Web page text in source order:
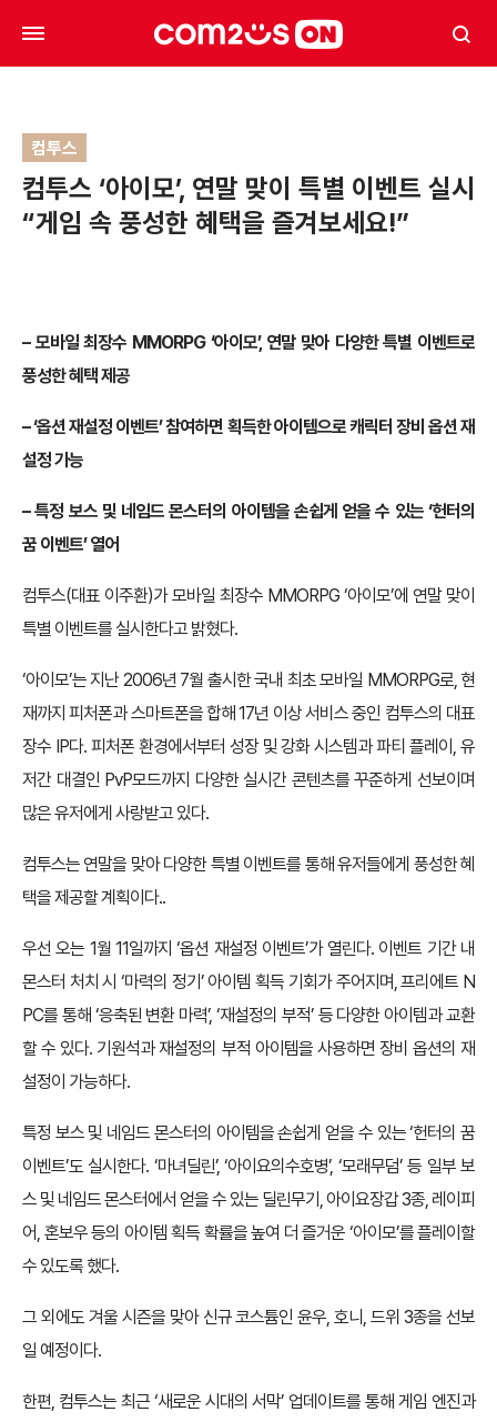
컴투스
컴투스 ‘아이모’, 연말 맞이 특별 이벤트 실시
“게임 속 풍성한 혜택을 즐겨보세요!”
– 모바일 최장수 MMORPG ‘아이모’, 연말 맞아 다양한 특별 이벤트로
풍성한 혜택 제공
– ‘옵션 재설정 이벤트’ 참여하면 획득한 아이템으로 캐릭터 장비 옵션 재
설정 가능
– 특정 보스 및 네임드 몬스터의 아이템을 손쉽게 얻을 수 있는 ‘헌터의
꿈 이벤트’ 열어
컴투스(대표 이주환)가 모바일 최장수 MMORPG ‘아이모’에 연말 맞이
특별 이벤트를 실시한다고 밝혔다.
‘아이모’는 지난 2006년 7월 출시한 국내 최초 모바일 MMORPG로, 현
재까지 피처폰과 스마트폰을 합해 17년 이상 서비스 중인 컴투스의 대표
장수 IP다. 피처폰 환경에서부터 성장 및 강화 시스템과 파티 플레이, 유
저간 대결인 PvP모드까지 다양한 실시간 콘텐츠를 꾸준하게 선보이며
많은 유저에게 사랑받고 있다.
컴투스는 연말을 맞아 다양한 특별 이벤트를 통해 유저들에게 풍성한 혜
택을 제공할 계획이다..
우선 오는 1월 11일까지 ‘옵션 재설정 이벤트’가 열린다. 이벤트 기간 내
몬스터 처치 시 ‘마력의 정기’ 아이템 획득 기회가 주어지며, 프리에트 N
PC를 통해 ‘응축된 변환 마력’, ‘재설정의 부적’ 등 다양한 아이템과 교환
할 수 있다. 기원석과 재설정의 부적 아이템을 사용하면 장비 옵션의 재
설정이 가능하다.
특정 보스 및 네임드 몬스터의 아이템을 손쉽게 얻을 수 있는 ‘헌터의 꿈
이벤트’도 실시한다. ‘마녀딜린’, ‘아이요의수호병’, ‘모래무덤’ 등 일부 보
스 및 네임드 몬스터에서 얻을 수 있는 딜린무기, 아이요장갑 3종, 레이피
어, 혼보우 등의 아이템 획득 확률을 높여 더 즐거운 ‘아이모’를 플레이할
수 있도록 했다.
그 외에도 겨울 시즌을 맞아 신규 코스튬인 윤우, 호니, 드위 3종을 선보
일 예정이다.
한편, 컴투스는 최근 ‘새로운 시대의 서막’ 업데이트를 통해 게임 엔진과